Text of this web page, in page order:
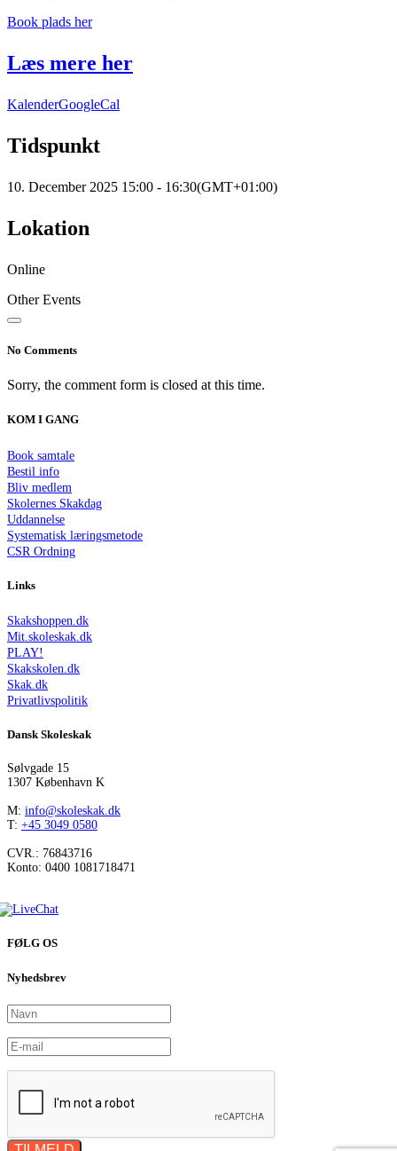
Book plads her
Læs mere her
KalenderGoogleCal
Tidspunkt
10. December 2025 15:00 - 16:30(GMT+01:00)
Lokation
Online
Other Events
No Comments
Sorry, the comment form is closed at this time.
KOM I GANG
Book samtale
Bestil info
Bliv medlem
Skolernes Skakdag
Uddannelse
Systematisk læringsmetode
CSR Ordning
Links
Skakshoppen.dk
Mit.skoleskak.dk
PLAY!
Skakskolen.dk
Skak.dk
Privatlivspolitik
Dansk Skoleskak
Sølvgade 15
1307 København K
M: info@skoleskak.dk
T: +45 3049 0580
CVR.: 76843716
Konto: 0400 1081718471
FØLG OS
Nyhedsbrev